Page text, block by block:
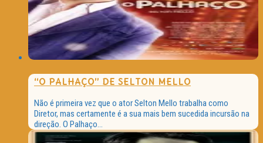
“O PALHAÇO” DE SELTON MELLO
Não é primeira vez que o ator Selton Mello trabalha como
Diretor, mas certamente é a sua mais bem sucedida incursão na
direção. O Palhaço...